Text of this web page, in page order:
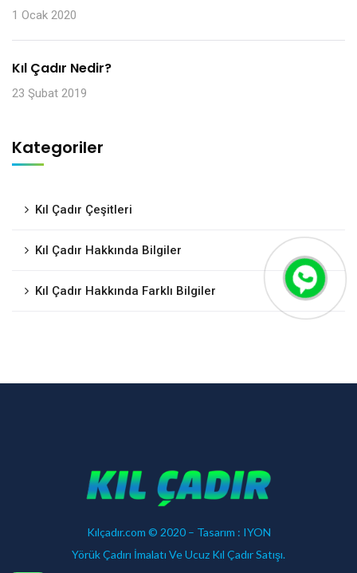
1 Ocak 2020
Kıl Çadır Nedir?
23 Şubat 2019
Kategoriler
Kıl Çadır Çeşitleri
Kıl Çadır Hakkında Bilgiler
Kıl Çadır Hakkında Farklı Bilgiler
Kılçadır.com © 2020 – Tasarım : IYON
Yörük Çadırı İmalatı Ve Ucuz Kıl Çadır Satışı.